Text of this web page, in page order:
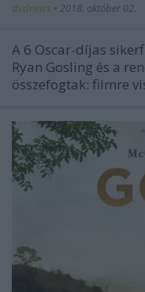
dvdnews • 2018. október 02.
A 6 Oscar-díjas
Ryan Gosling és a
összefogtak: filmre